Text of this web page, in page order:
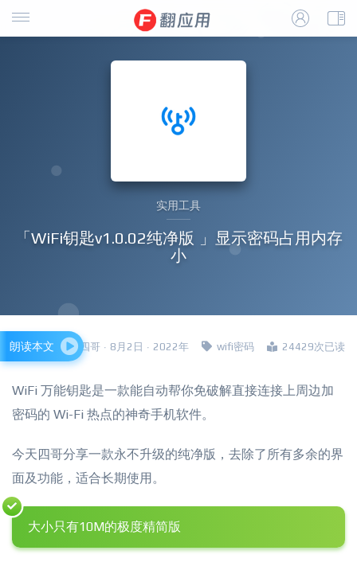
实用工具
「WiFi钥匙v1.0.02纯净版 」显示密码占用内存
小
四哥 · 8月2日 · 2022年 wifi密码 24429次已读
朗读本文
WiFi 万能钥匙是一款能自动帮你免破解直接连接上周边加
密码的 Wi-Fi 热点的神奇手机软件。
今天四哥分享一款永不升级的纯净版，去除了所有多余的界
面及功能，适合长期使用。
大小只有10M的极度精简版